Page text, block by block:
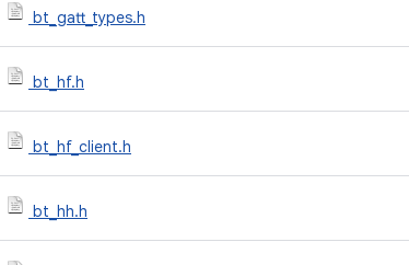
bt_gatt_types.h
bt_hf.h
bt_hf_client.h
bt_hh.h